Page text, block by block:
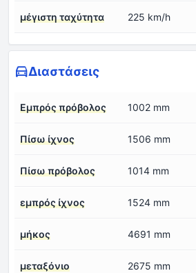
μέγιστη ταχύτητα 225 km/h
Διαστάσεις
Εμπρός πρόβολος 1002 mm
Πίσω ίχνος 1506 mm
Πίσω πρόβολος 1014 mm
εμπρός ίχνος 1524 mm
μήκος 4691 mm
μεταξόνιο 2675 mm